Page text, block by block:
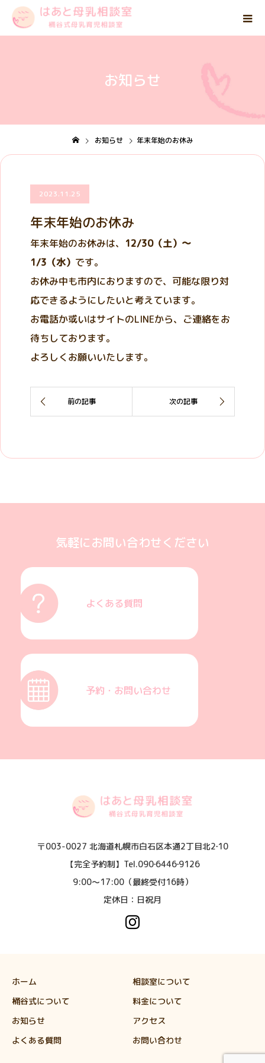
お知らせ
お知らせ 年末年始のお休み
2023.11.25
年末年始のお休み
年末年始のお休みは、 12/30（土）～
1/3（水） です。
お休み中も市内におりますので、可能な限り対
応できるようにしたいと考えています。
お電話か或いはサイトのLINEから、ご連絡をお
待ちしております。
よろしくお願いいたします。
気軽にお問い合わせください
よくある質問
予約・お問い合わせ
〒003-0027 北海道札幌市白石区本通2丁目北2‐10
【完全予約制】Tel.090‐6446‐9126
9:00〜17:00（最終受付16時）
定休日：日祝月
ホーム
相談室について
桶谷式について
料金について
お知らせ
アクセス
よくある質問
お問い合わせ